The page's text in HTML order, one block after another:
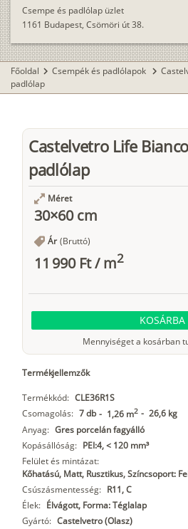
Csempe és padlólap üzlet
1161 Budapest, Csömöri út 38.
Főoldal chevron_right Csempék és padlólapok chevron_right
padlólap
Castelvetro Life
padlólap
Méret
30×60 cm
Ár (Bruttó)
11 990 Ft/m2
KOSÁRBA
Mennyiséget a kosárban
Termékjellemzők
Termékkód: CLE36R1S
Csomagolás: 7 db - 1,26 m2 - 26,6 kg
Anyag: Gres porcelán fagyálló
Kopásállóság: PEI:4, < 120 mm³
Felület és mintázat:
Kőhatású, Matt, Rusztikus, Színcsoport:
Csúszásmentesség: R11, C
Élek: Élvágott, Forma: Téglalap
Gyártó: Castelvetro (Olasz)